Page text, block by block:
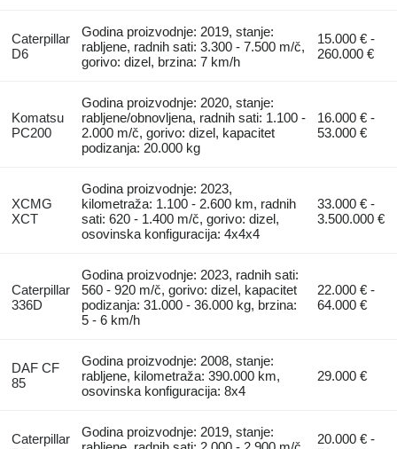
Caterpillar
D6
Godina proizvodnje: 2019, stanje:
rabljene, radnih sati: 3.300 - 7.500 m/č,
gorivo: dizel, brzina: 7 km/h
15.000 € -
260.000 €
Komatsu
PC200
Godina proizvodnje: 2020, stanje:
rabljene/obnovljena, radnih sati: 1.100 -
2.000 m/č, gorivo: dizel, kapacitet
podizanja: 20.000 kg
16.000 € -
53.000 €
XCMG
XCT
Godina proizvodnje: 2023,
kilometraža: 1.100 - 2.600 km, radnih
sati: 620 - 1.400 m/č, gorivo: dizel,
osovinska konfiguracija: 4x4x4
33.000 € -
3.500.000 €
Caterpillar
336D
Godina proizvodnje: 2023, radnih sati:
560 - 920 m/č, gorivo: dizel, kapacitet
podizanja: 31.000 - 36.000 kg, brzina:
5 - 6 km/h
22.000 € -
64.000 €
DAF CF
85
Godina proizvodnje: 2008, stanje:
rabljene, kilometraža: 390.000 km,
osovinska konfiguracija: 8x4
29.000 €
Caterpillar
Godina proizvodnje: 2019, stanje:
20.000 € -